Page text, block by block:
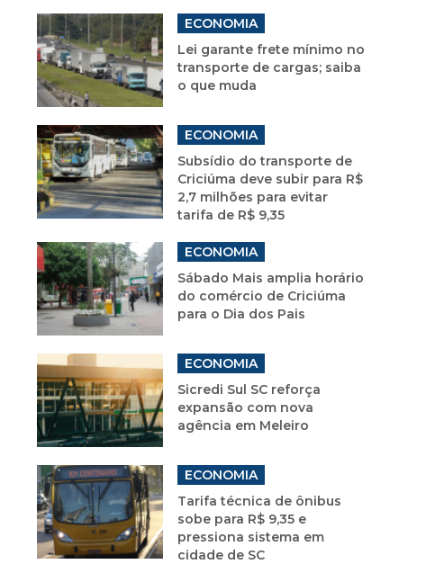
ECONOMIA
Lei garante frete mínimo no
transporte de cargas; saiba
o que muda
ECONOMIA
Subsídio do transporte de
Criciúma deve subir para R$
2,7 milhões para evitar
tarifa de R$ 9,35
ECONOMIA
Sábado Mais amplia horário
do comércio de Criciúma
para o Dia dos Pais
ECONOMIA
Sicredi Sul SC reforça
expansão com nova
agência em Meleiro
ECONOMIA
Tarifa técnica de ônibus
sobe para R$ 9,35 e
pressiona sistema em
cidade de SC